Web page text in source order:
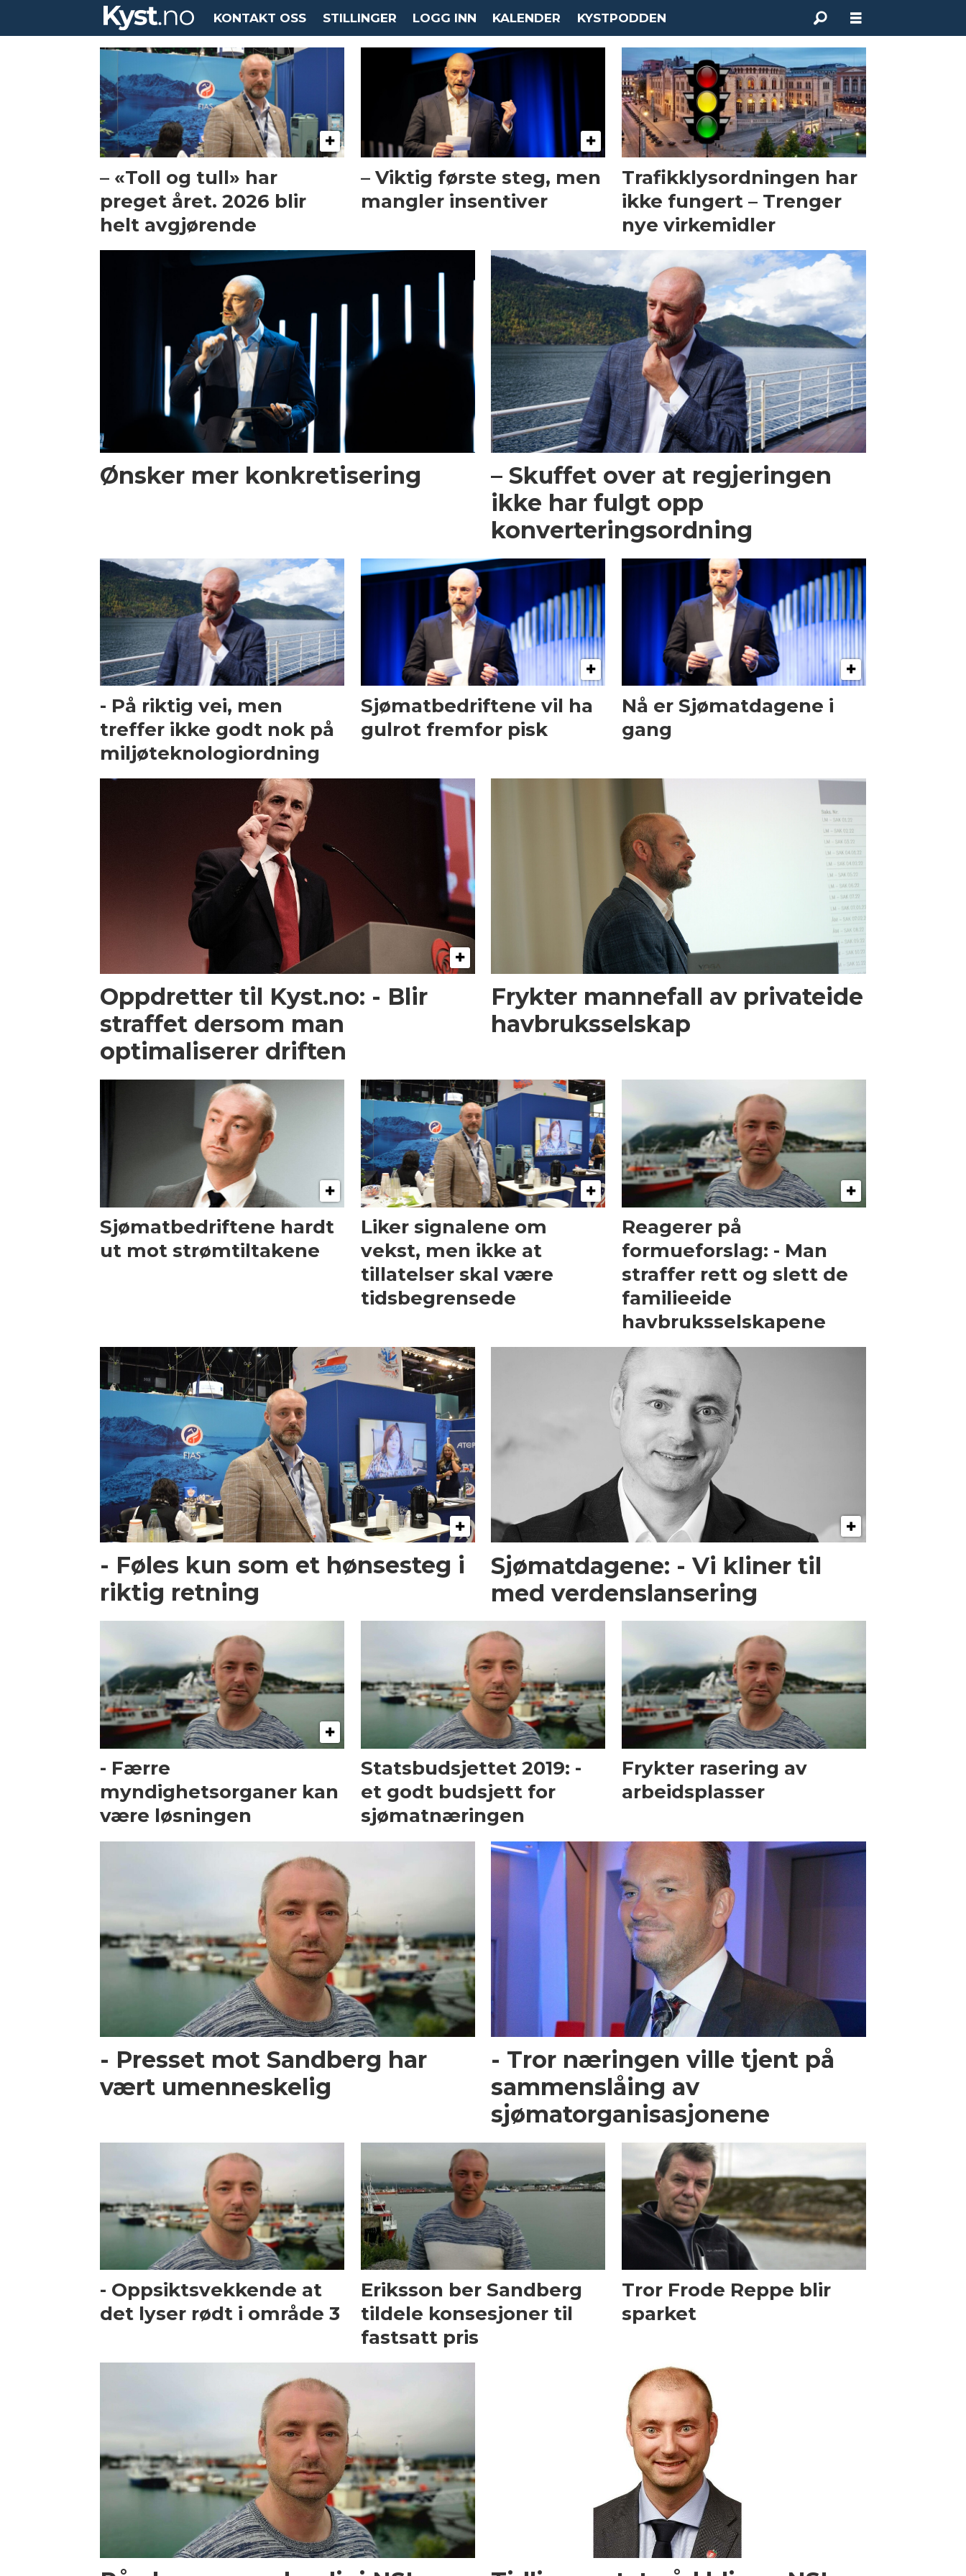
KONTAKT OSS STILLINGER LOGG INN KALENDER KYSTPODDEN
eriksson
– «Toll og tull» har
preget året. 2026 blir
helt avgjørende
– Viktig første steg, men
mangler insentiver
Trafikklysordningen har
ikke fungert – Trenger
nye virkemidler
Ønsker mer konkretisering
– Skuffet over at regjeringen
ikke har fulgt opp
konverteringsordning
- På riktig vei, men
treffer ikke godt nok på
miljøteknologiordning
Sjømatbedriftene vil ha
gulrot fremfor pisk
Nå er Sjømatdagene i
gang
Oppdretter til Kyst.no: - Blir
straffet dersom man
optimaliserer driften
Frykter mannefall av privateide
havbruksselskap
Sjømatbedriftene hardt
ut mot strømtiltakene
Liker signalene om
vekst, men ikke at
tillatelser skal være
tidsbegrensede
Reagerer på
formueforslag: - Man
straffer rett og slett de
familieeide
havbruksselskapene
- Føles kun som et hønsesteg i
riktig retning
Sjømatdagene: - Vi kliner til
med verdenslansering
- Færre
myndighetsorganer kan
være løsningen
Statsbudsjettet 2019: -
et godt budsjett for
sjømatnæringen
Frykter rasering av
arbeidsplasser
- Presset mot Sandberg har
vært umenneskelig
- Tror næringen ville tjent på
sammenslåing av
sjømatorganisasjonene
- Oppsiktsvekkende at
det lyser rødt i område 3
Eriksson ber Sandberg
tildele konsesjoner til
fastsatt pris
Tror Frode Reppe blir
sparket